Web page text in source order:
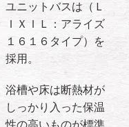
ユニットバスは（Ｌ
ＩＸＩＬ：アライズ
１６１６タイプ）を
採用。
浴槽や床は断熱材が
しっかり入った保温
性の高いものが標準